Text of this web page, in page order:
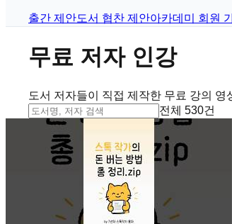
출간 제안도서 협찬 제안아카데미 회원
무료 저자 인강
도서 저자들이 직접 제작한 무료 강의 영
전체 530건